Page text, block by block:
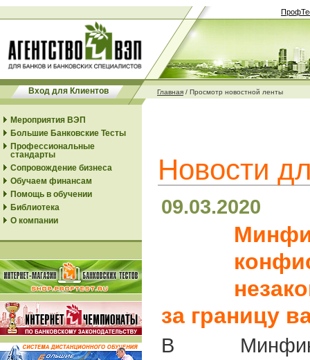
Вход для Клиентов Главная / Просмотр новостной ленты
Мероприятия ВЭП
Большие Банковские Тесты
Профессиональные
стандарты
Сопровождение бизнеса
Обучаем финансам
Помощь в обучении
Библиотека
О компании
Новости
09.03.2020
за границу
В